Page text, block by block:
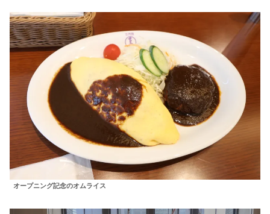
オープニング記念のオムライス